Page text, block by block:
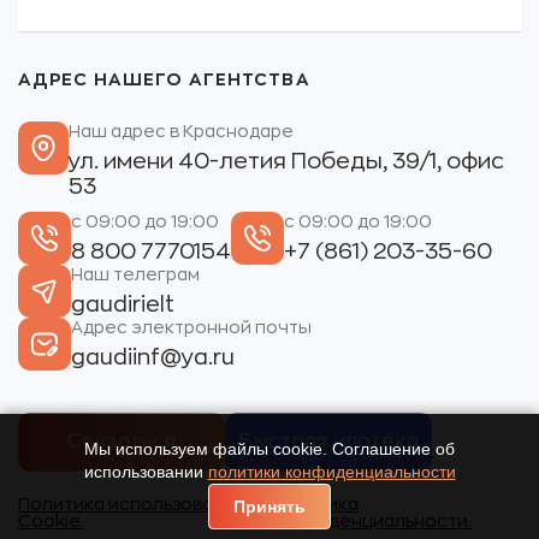
АДРЕС НАШЕГО АГЕНТСТВА
Наш адрес в Краснодаре
ул. имени 40-летия Победы, 39/1, офис
53
с 09:00 до 19:00
8 800 7770154
с 09:00 до 19:00
+7 (861) 203-35-60
Наш телеграм
gaudirielt
Адрес электронной почты
gaudiinf@ya.ru
Связаться Быстрая ипотека
Политика использования
Cookie.
Политика
конфиденциальности.
Мы используем файлы cookie. Соглашение об
использовании политики конфиденциальности
Принять